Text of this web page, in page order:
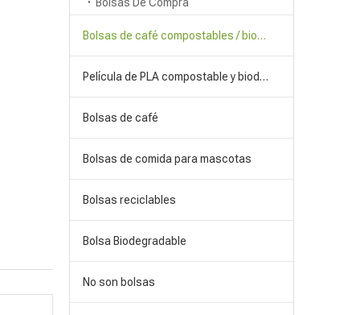
Bolsas de café compostables / biodegradables
Película de PLA compostable y biodegradable
Bolsas de café
Bolsas de comida para mascotas
Bolsas reciclables
Bolsa Biodegradable
No son bolsas